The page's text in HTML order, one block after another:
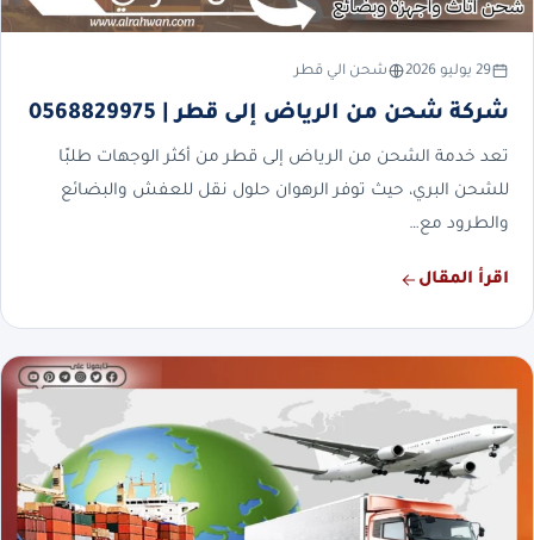
29 يوليو 2026 شحن الي قطر
شركة شحن من الرياض إلى قطر | 0568829975
تعد خدمة الشحن من الرياض إلى قطر من أكثر الوجهات طلبًا
للشحن البري، حيث توفر الرهوان حلول نقل للعفش والبضائع
والطرود مع…
اقرأ المقال